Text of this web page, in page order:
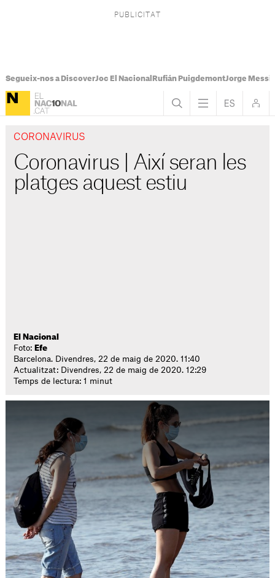
Segueix-nos a DiscoverJoc El Nacional Rufián PuigdemontJorge Messi
CORONAVIRUS
Coronavirus | Així seran les
platges aquest estiu
El Nacional
Foto: Efe
Barcelona. Divendres, 22 de maig de 2020. 11:40
Actualitzat: Divendres, 22 de maig de 2020. 12:29
Temps de lectura: 1 minut